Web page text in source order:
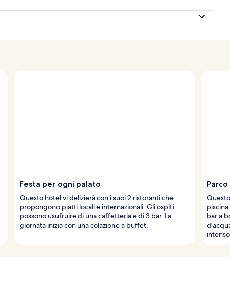
Festa per ogni palato
Questo hotel vi delizierà con i suoi 2 ristoranti che
propongono piatti locali e internazionali. Gli ospiti
possono usufruire di una caffetteria e di 3 bar. La
giornata inizia con una colazione a buffet.
bar a